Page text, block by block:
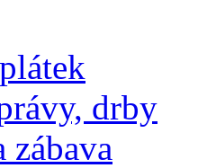
drby
zábava